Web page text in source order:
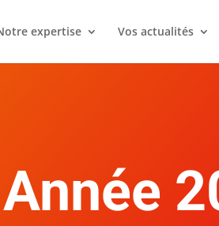
expertise Vos actualités